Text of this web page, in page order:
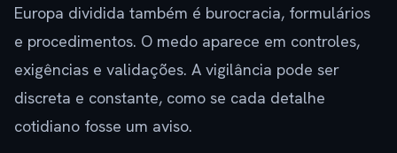
Europa dividida também é burocracia, formulários
e procedimentos. O medo aparece em controles,
exigências e validações. A vigilância pode ser
discreta e constante, como se cada detalhe
cotidiano fosse um aviso.